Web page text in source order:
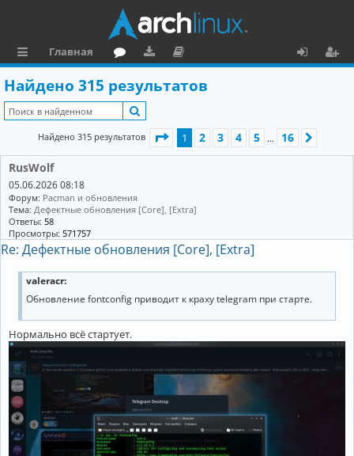
ы
л
и
Главная
ру
м
ру
зк
и
е
ц
и
я
Найдено 315 результатов
Найдено 315 результатов Страница из16
1 2 3 4 5 … 16
RusWolf
05.06.2026 08:18
Форум: Pacman и обновления
Тема: Дефектные обновления [Core], [Extra]
Ответы: 58
Просмотры: 571757
Re: Дефектные обновления [Core], [Extra]
valeracr:
Обновление fontconfig приводит к краху telegram при старте.
Нормально всё стартует.